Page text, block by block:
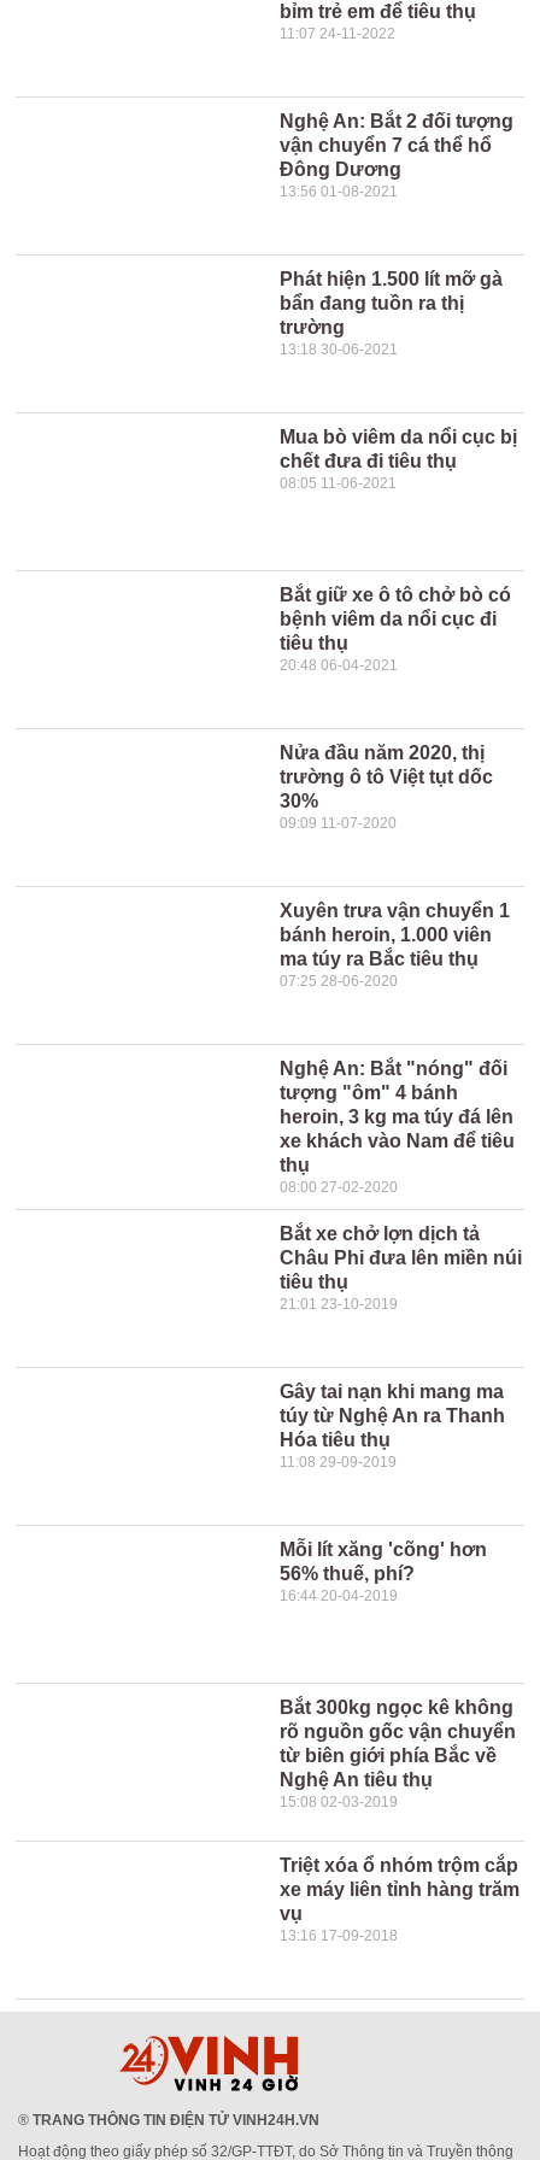
bỉm trẻ em để tiêu thụ
11:07 24-11-2022
Nghệ An: Bắt 2 đối tượng
vận chuyển 7 cá thể hổ
Đông Dương
13:56 01-08-2021
Phát hiện 1.500 lít mỡ gà
bẩn đang tuồn ra thị
trường
13:18 30-06-2021
Mua bò viêm da nổi cục bị
chết đưa đi tiêu thụ
08:05 11-06-2021
Bắt giữ xe ô tô chở bò có
bệnh viêm da nổi cục đi
tiêu thụ
20:48 06-04-2021
Nửa đầu năm 2020, thị
trường ô tô Việt tụt dốc
30%
09:09 11-07-2020
Xuyên trưa vận chuyển 1
bánh heroin, 1.000 viên
ma túy ra Bắc tiêu thụ
07:25 28-06-2020
Nghệ An: Bắt "nóng" đối
tượng "ôm" 4 bánh
heroin, 3 kg ma túy đá lên
xe khách vào Nam để tiêu
thụ
08:00 27-02-2020
Bắt xe chở lợn dịch tả
Châu Phi đưa lên miền núi
tiêu thụ
21:01 23-10-2019
Gây tai nạn khi mang ma
túy từ Nghệ An ra Thanh
Hóa tiêu thụ
11:08 29-09-2019
Mỗi lít xăng 'cõng' hơn
56% thuế, phí?
16:44 20-04-2019
Bắt 300kg ngọc kê không
rõ nguồn gốc vận chuyển
từ biên giới phía Bắc về
Nghệ An tiêu thụ
15:08 02-03-2019
Triệt xóa ổ nhóm trộm cắp
xe máy liên tỉnh hàng trăm
vụ
13:16 17-09-2018
® TRANG THÔNG TIN ĐIỆN TỬ VINH24H.VN
Hoạt động theo giấy phép số 32/GP-TTĐT, do Sở Thông tin và Truyền thông